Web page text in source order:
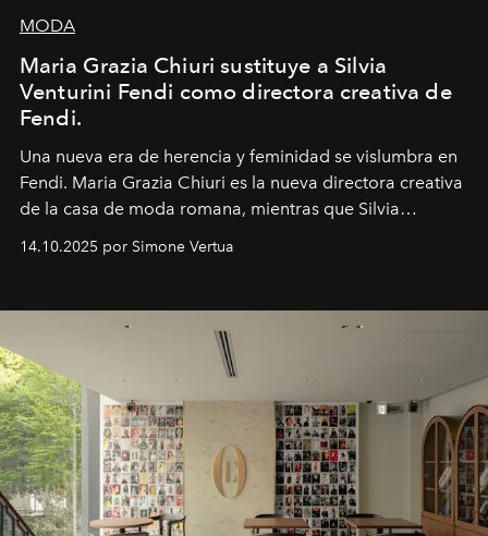
MODA
Maria Grazia Chiuri sustituye a Silvia
Venturini Fendi como directora creativa de
Fendi.
Una nueva era de herencia y feminidad se vislumbra en
Fendi. Maria Grazia Chiuri es la nueva directora creativa
de la casa de moda romana, mientras que Silvia
14.10.2025 por Simone Vertua